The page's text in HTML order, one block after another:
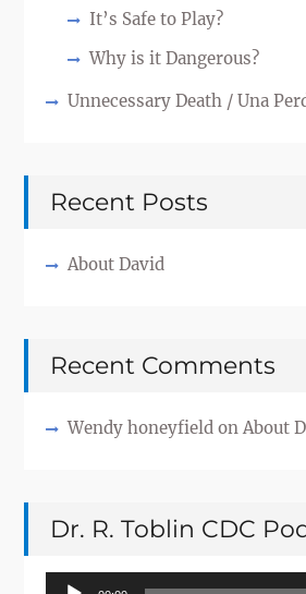
It’s Safe to Play?
Why is it Dangerous?
Unnecessary Death / Una
Recent Posts
About David
Recent Comments
Wendy honeyfieldon About
Dr. R. Toblin CDC
Audio